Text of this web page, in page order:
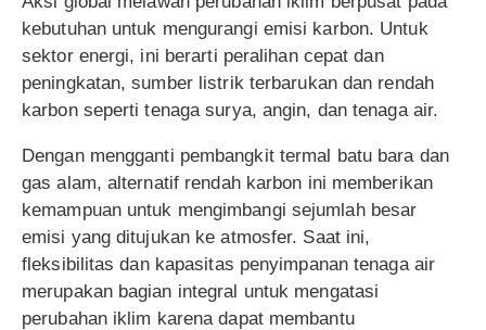
kebutuhan untuk mengurangi emisi karbon. Untuk
sektor energi, ini berarti peralihan cepat dan
peningkatan, sumber listrik terbarukan dan rendah
karbon seperti tenaga surya, angin, dan tenaga air.
Dengan mengganti pembangkit termal batu bara dan
gas alam, alternatif rendah karbon ini memberikan
kemampuan untuk mengimbangi sejumlah besar
emisi yang ditujukan ke atmosfer. Saat ini,
fleksibilitas dan kapasitas penyimpanan tenaga air
merupakan bagian integral untuk mengatasi
perubahan iklim karena dapat membantu